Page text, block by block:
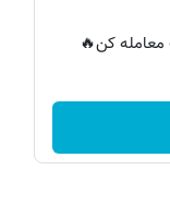
معامله کن🔥